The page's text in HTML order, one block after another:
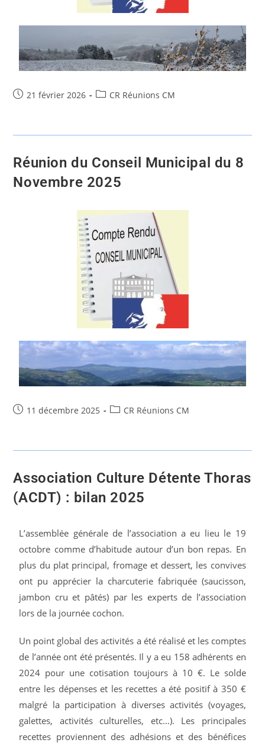
21 février 2026 CR Réunions CM
Réunion du Conseil Municipal du 8
Novembre 2025
11 décembre 2025 CR Réunions CM
Association Culture Détente Thoras
(ACDT) : bilan 2025
L’assemblée générale de l’association a eu lieu le 19
octobre comme d’habitude autour d’un bon repas. En
plus du plat principal, fromage et dessert, les convives
ont pu apprécier la charcuterie fabriquée (saucisson,
jambon cru et pâtés) par les experts de l’association
lors de la journée cochon.
Un point global des activités a été réalisé et les comptes
de l’année ont été présentés. Il y a eu 158 adhérents en
2024 pour une cotisation toujours à 10 €. Le solde
entre les dépenses et les recettes a été positif à 350 €
malgré la participation à diverses activités (voyages,
galettes, activités culturelles, etc…). Les principales
recettes proviennent des adhésions et des bénéfices